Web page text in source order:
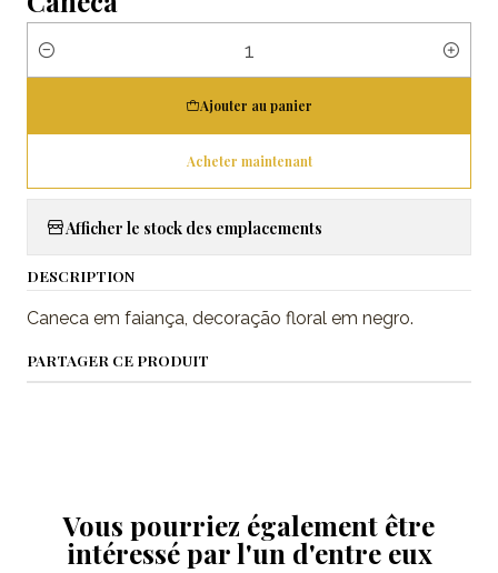
Quantité
Ajouter au panier
Acheter maintenant
Afficher le stock des emplacements
DESCRIPTION
Caneca em faiança, decoração floral em negro.
PARTAGER CE PRODUIT
Vous pourriez également être
intéressé par l'un d'entre eux